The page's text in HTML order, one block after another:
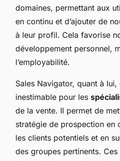
domaines, permettant aux
en continu et d’ajouter de
à leur profil. Cela favorise
développement personnel,
l’employabilité.
Sales Navigator, quant à lui,
inestimable pour les
de la vente. Il permet de
stratégie de prospection en
les clients potentiels et en
des groupes pertinents.